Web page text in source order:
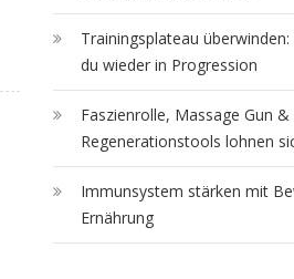
Trainingsplateau
du wieder in Progression
Faszienrolle, Massage Gun &
Regenerationstools lohnen
Immunsystem stärken mit
Ernährung